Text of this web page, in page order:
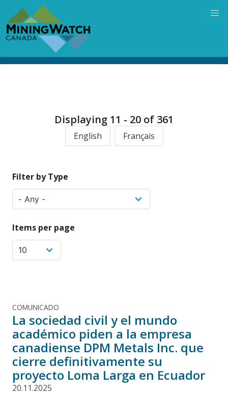
main
content
Displaying 11 - 20 of 361
English Français
Filter by Type
Items per page
COMUNICADO
La sociedad civil y el mundo
académico piden a la empresa
canadiense DPM Metals Inc. que
cierre definitivamente su
proyecto Loma Larga en Ecuador
20.11.2025